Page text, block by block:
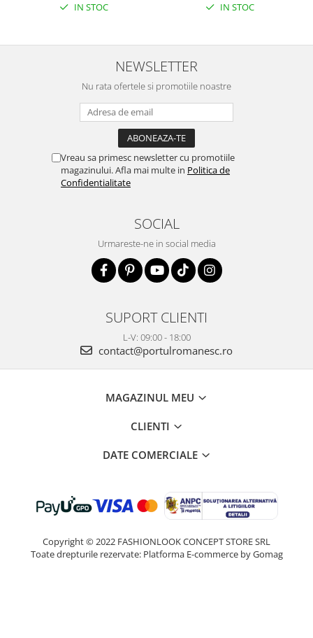
IN STOC IN STOC
NEWSLETTER
Nu rata ofertele si promotiile noastre
Vreau sa primesc newsletter cu promotiile
magazinului. Afla mai multe in Politica de
Confidentialitate
SOCIAL
Urmareste-ne in social media
SUPORT CLIENTI
L-V: 09:00 - 18:00
contact@portulromanesc.ro
MAGAZINUL MEU
CLIENTI
DATE COMERCIALE
Copyright © 2022 FASHIONLOOK CONCEPT STORE SRL
Toate drepturile rezervate: Platforma E-commerce by Gomag